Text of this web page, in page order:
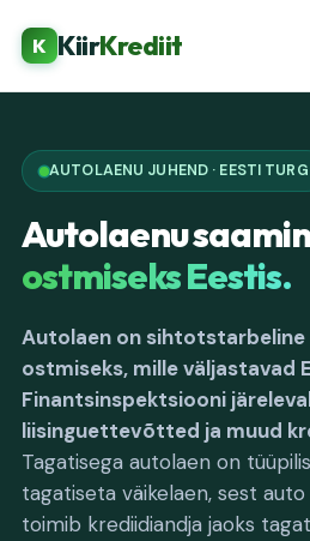
K KiirKrediit
AUTOLAENU JUHEND · EESTI TURG
Autolaenu
ostmiseks Eestis.
Autolaen on
ostmiseks, mille väljastavad
Finantsinspektsiooni
liisinguettevõtted ja muud
Tagatisega autolaen on
tagatiseta väikelaen, sest
toimib krediidiandja jaoks